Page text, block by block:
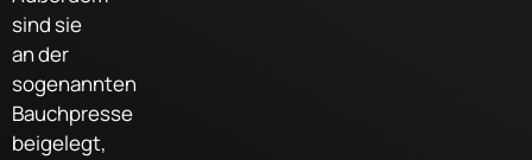
sind sie
an der
sogenannten
Bauchpresse
beigelegt,